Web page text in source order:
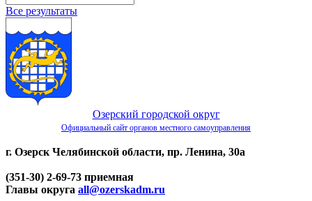
Все результаты
Озерский городской округ
Официальный сайт органов местного самоуправления
г. Озерск Челябинской области, пр. Ленина, 30а
(351-30) 2-69-73 приемная
Главы округа all@ozerskadm.ru